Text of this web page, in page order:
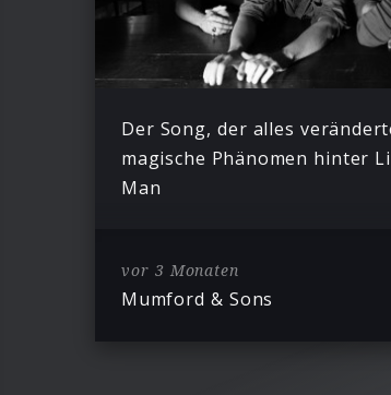
Der Song, der alles
magische Phänomen hinter
Man
vor 3 Monaten
Mumford & Sons